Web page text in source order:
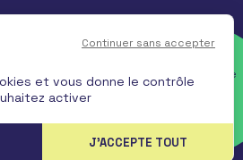
Billetterie
du Jura .
par l'agence
et vous donne le contrôle
activer
J'ACCEPTE TOUT
Continuer sans accepter